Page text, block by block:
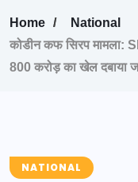
Home
National
कोडीन कफ सिरप मामला:
800 करोड़ का खेल दबाया
NATIONAL